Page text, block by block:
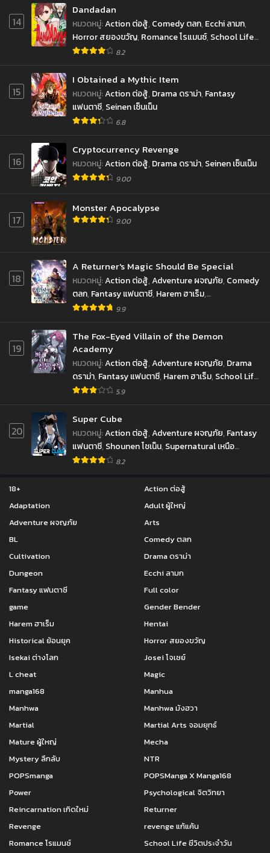
14
Dandadan
หมวดหมู่:Action ต่อสู้, Comedy ตลก, Ecchi ลามก,
Horror สยองขวัญ, Romance โรแมนซ์, School Life
ชีวิตประจำวัน,Sci-fi ไซ-ไฟ
8.2
15
I Obtained a Mythic Item
หมวดหมู่:Action ต่อสู้, Drama ดราม่า, Fantasy
แฟนตาซี, Seinen เซ็นเน็น
6.8
16
Cryptocurrency Revenge
หมวดหมู่:Action ต่อสู้, Drama ดราม่า, Seinen เซ็นเน็น
9.00
17
Monster Apocalypse
9.00
18
A Returner's Magic Should Be Special
หมวดหมู่:Action ต่อสู้,Adventure ผจญภัย, Comedy
ตลก, Fantasy แฟนตาซี, Harem ฮาเร็ม,
Reincarnation เกิดใหม่
9.9
19
The Fox-Eyed Villain of the Demon
Academy
หมวดหมู่:Action ต่อสู้,Adventure ผจญภัย, Drama
ดราม่า, Fantasy แฟนตาซี, Harem ฮาเร็ม, School Life
ชีวิตประจำวัน,Shounen โชเน็น
5.9
20
Super Cube
หมวดหมู่:Action ต่อสู้,Adventure ผจญภัย, Fantasy
แฟนตาซี, Shounen โชเน็น, Supernatural เหนือ
ธรรมชาติ
8.2
18+
Action ต่อสู้
Adaptation
Adult ผู้ใหญ่
Adventure ผจญภัย
Arts
BL
Comedy ตลก
Cultivation
Drama ดราม่า
Dungeon
Ecchi ลามก
Fantasy แฟนตาซี
Full color
game
Gender Bender
Harem ฮาเร็ม
Hentai
Historical ย้อนยุค
Horror สยองขวัญ
Isekai ต่างโลก
Josei โจเซย์
L cheat
Magic
manga168
Manhua
Manhwa
Manhwa มังฮวา
Martial
Martial Arts จอมยุทธ์
Mature ผู้ใหญ่
Mecha
Mystery ลึกลับ
NTR
POPSmanga
POPSManga X Manga168
Power
Psychological จิตวิทยา
Reincarnation เกิดใหม่
Returner
Revenge
revenge แก้แค้น
Romance โรแมนซ์
School Life ชีวิตประจำวัน